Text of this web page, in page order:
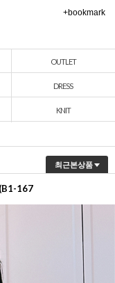
+bookmark
OUTLET
DRESS
KNIT
최근본상품
167